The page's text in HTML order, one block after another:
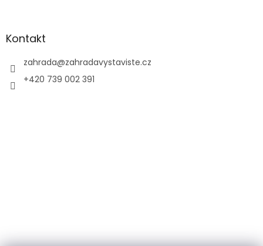
Kontakt
zahrada@zahradavystaviste.cz
+420 739 002 391